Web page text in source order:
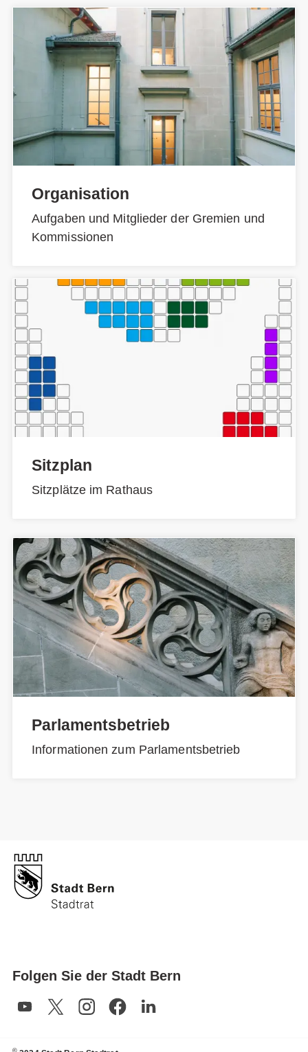
Organisation
Aufgaben und Mitglieder der Gremien und
Kommissionen
Sitzplan
Sitzplätze im Rathaus
Parlamentsbetrieb
Informationen zum Parlamentsbetrieb
Folgen Sie der Stadt Bern
©